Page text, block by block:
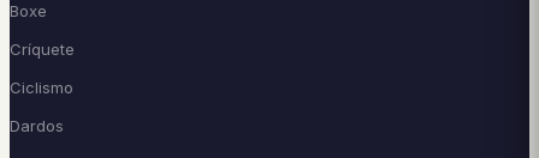
Boxe
Críquete
Ciclismo
Dardos